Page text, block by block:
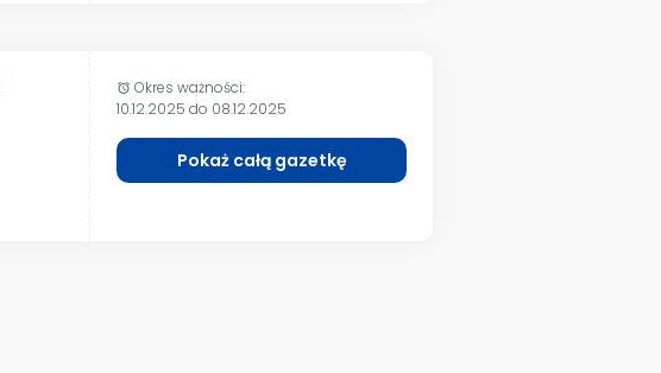
alarm Okres ważności:
10.12.2025 do 08.12.2025
Pokaż całą gazetkę